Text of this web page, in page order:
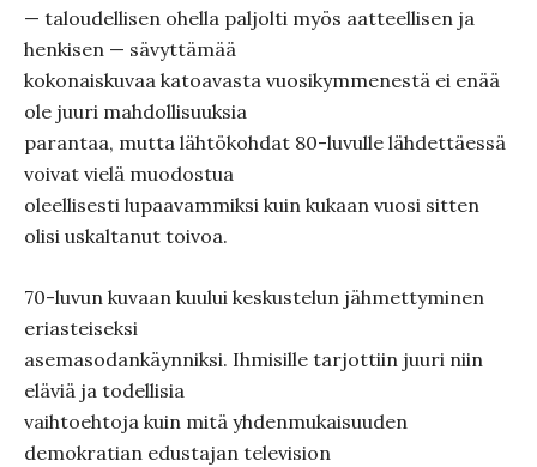
— taloudellisen ohella paljolti myös aatteellisen ja
henkisen — sävyttämää
kokonaiskuvaa katoavasta vuosikymmenestä ei enää
ole juuri mahdollisuuksia
parantaa, mutta lähtökohdat 80-luvulle lähdettäessä
voivat vielä muodostua
oleellisesti lupaavammiksi kuin kukaan vuosi sitten
olisi uskaltanut toivoa.
70-luvun kuvaan kuului keskustelun jähmettyminen
eriasteiseksi
asemasodankäynniksi. Ihmisille tarjottiin juuri niin
eläviä ja todellisia
vaihtoehtoja kuin mitä yhdenmukaisuuden
demokratian edustajan television